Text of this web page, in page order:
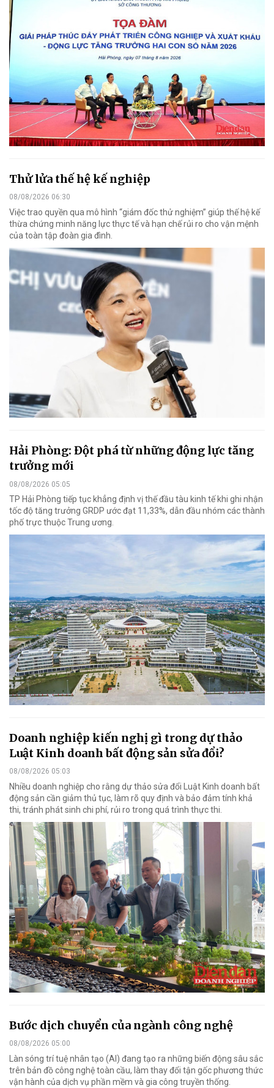
Thử lửa thế hệ kế nghiệp
08/08/2026 06:30
Việc trao quyền qua mô hình “giám đốc thử nghiệm” giúp thế hệ kế
thừa chứng minh năng lực thực tế và hạn chế rủi ro cho vận mệnh
của toàn tập đoàn gia đình.
Hải Phòng: Đột phá từ những động lực tăng
trưởng mới
08/08/2026 05:05
TP Hải Phòng tiếp tục khẳng định vị thế đầu tàu kinh tế khi ghi nhận
tốc độ tăng trưởng GRDP ước đạt 11,33%, dẫn đầu nhóm các thành
phố trực thuộc Trung ương.
Doanh nghiệp kiến nghị gì trong dự thảo
Luật Kinh doanh bất động sản sửa đổi?
08/08/2026 05:03
Nhiều doanh nghiệp cho rằng dự thảo sửa đổi Luật Kinh doanh bất
động sản cần giảm thủ tục, làm rõ quy định và bảo đảm tính khả
thi, tránh phát sinh chi phí, rủi ro trong quá trình thực thi.
Bước dịch chuyển của ngành công nghệ
08/08/2026 05:00
Làn sóng trí tuệ nhân tạo (AI) đang tạo ra những biến động sâu sắc
trên bản đồ công nghệ toàn cầu, làm thay đổi tận gốc phương thức
vận hành của dịch vụ phần mềm và gia công truyền thống.